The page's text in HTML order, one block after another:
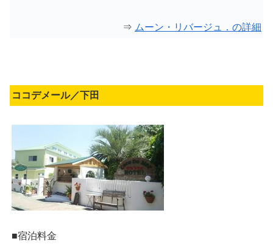
⇒ ムーン・リバージュ．の詳細
ココデメール／下田
■宿泊料金